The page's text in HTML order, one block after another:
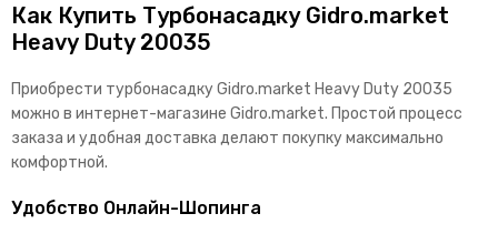
Как Купить Турбонасадку Gidro.market
Heavy Duty 20035
Приобрести турбонасадку Gidro.market Heavy Duty 20035
можно в интернет-магазине Gidro.market. Простой процесс
заказа и удобная доставка делают покупку максимально
комфортной.
Удобство Онлайн-Шопинга